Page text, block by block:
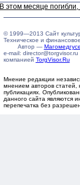
В этом месяце
© 1999—2013 Сайт
Техническое и
Автор —
e-mail:
компанией TorgVisor.Ru
Мнение редакции
мнением авторов статей,
публикациях.
данного сайта являются
перепечатка без